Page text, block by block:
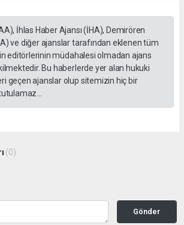
İhlas Haber Ajansı (İHA), Demirören
ve diğer ajanslar tarafından eklenen tüm
editörlerinin müdahalesi olmadan ajans
Bu haberlerde yer alan hukuki
geçen ajanslar olup sitemizin hiç bir
(0)
Gönder